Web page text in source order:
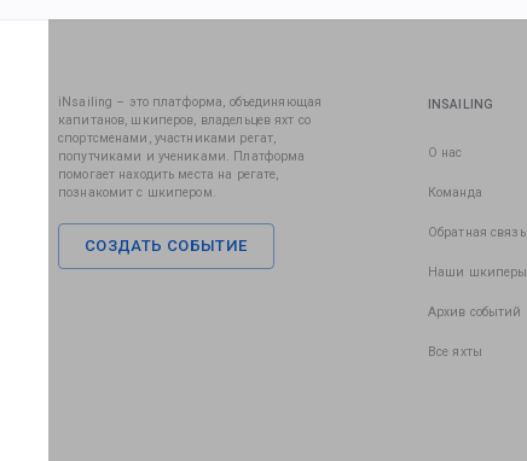
iNsailing – это платформа, объединяющая
капитанов, шкиперов, владельцев яхт со
спортсменами, участниками регат,
попутчиками и учениками. Платформа
помогает находить места на регате,
познакомит с шкипером.
СОЗДАТЬ СОБЫТИЕ
INSAILING
О нас
Команда
Обратная связь
Наши шкиперы
Архив событий
Все яхты